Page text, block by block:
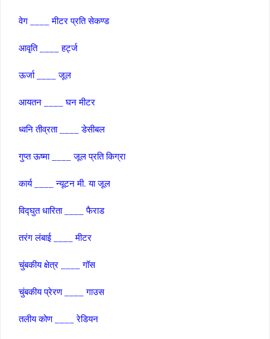
वेग ____ मीटर प्रति सेकण्‍ड
आवृति ____ हर्ट्ज
ऊर्जा ____ जूल
आयतन ____ घन मीटर
ध्‍वनि तीव्रता ____ डेसीबल
गुप्‍त ऊष्‍मा ____ जूल प्रति किग्रा
कार्य ____ न्‍यूटन मी. या जूल
विद्घुत धारिता ____ फैराड
तरंग लंबाई ____ मीटर
चुंबकीय क्षेत्र ____ गॉस
चुंबकीय प्रेरण ____ गाउस
तलीय कोण ____ रेडियन